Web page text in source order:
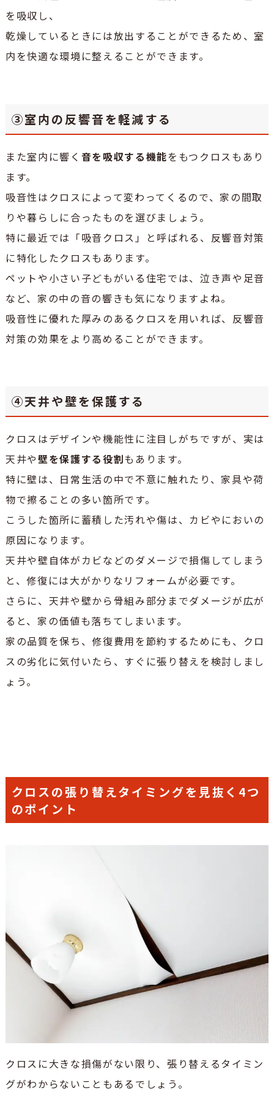
を吸収し、
乾燥しているときには放出することができるため、室
内を快適な環境に整えることができます。
③室内の反響音を軽減する
また室内に響く 音を吸収する機能をもつクロスもあり
ます。
吸音性はクロスによって変わってくるので、家の間取
りや暮らしに合ったものを選びましょう。
特に最近では「吸音クロス」と呼ばれる、反響音対策
に特化したクロスもあります。
ペットや小さい子どもがいる住宅では、泣き声や足音
など、家の中の音の響きも気になりますよね。
吸音性に優れた厚みのあるクロスを用いれば、反響音
対策の効果をより高めることができます。
④天井や壁を保護する
クロスはデザインや機能性に注目しがちですが、実は
天井や壁を保護する役割もあります。
特に壁は、日常生活の中で不意に触れたり、家具や荷
物で擦ることの多い箇所です。
こうした箇所に蓄積した汚れや傷は、カビやにおいの
原因になります。
天井や壁自体がカビなどのダメージで損傷してしまう
と、修復には大がかりなリフォームが必要です。
さらに、天井や壁から骨組み部分までダメージが広が
ると、家の価値も落ちてしまいます。
家の品質を保ち、修復費用を節約するためにも、クロ
スの劣化に気付いたら、すぐに張り替えを検討しまし
ょう。
クロスの張り替えタイミングを見抜く4つ
のポイント
クロスに大きな損傷がない限り、張り替えるタイミン
グがわからないこともあるでしょう。